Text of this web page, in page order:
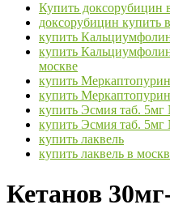
Купить доксорубицин
доксорубицин купить
купить
купить
москве
купить
купить
купить Эсмия таб.
купить Эсмия таб.
купить лаквель
купить лаквель в
Кетанов